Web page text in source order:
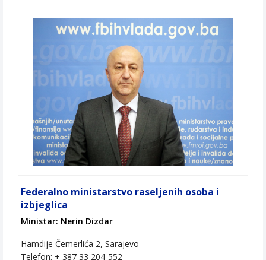
Federalno ministarstvo raseljenih osoba i
izbjeglica
Ministar: Nerin Dizdar
Hamdije Čemerlića 2, Sarajevo
Telefon: + 387 33 204-552